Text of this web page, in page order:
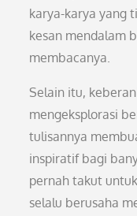
karya-karya yang
kesan mendalam
membacanya.
Selain itu,
mengeksplorasi
tulisannya
inspiratif bagi
pernah takut
selalu berusaha